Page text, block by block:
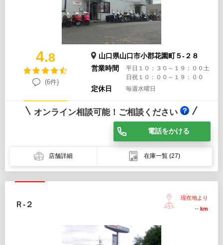
4.8
(6件)
山口県山口市小郡花園町５-２８
営業時間
平日１０：３０～１９：００土
日祝１０：００～１９：００
定休日 毎週水曜日
オンライン相談可能！ご相談ください
電話をかける
店舗詳細 在庫一覧 (27)
Ｒ-２
現在地より
-- km